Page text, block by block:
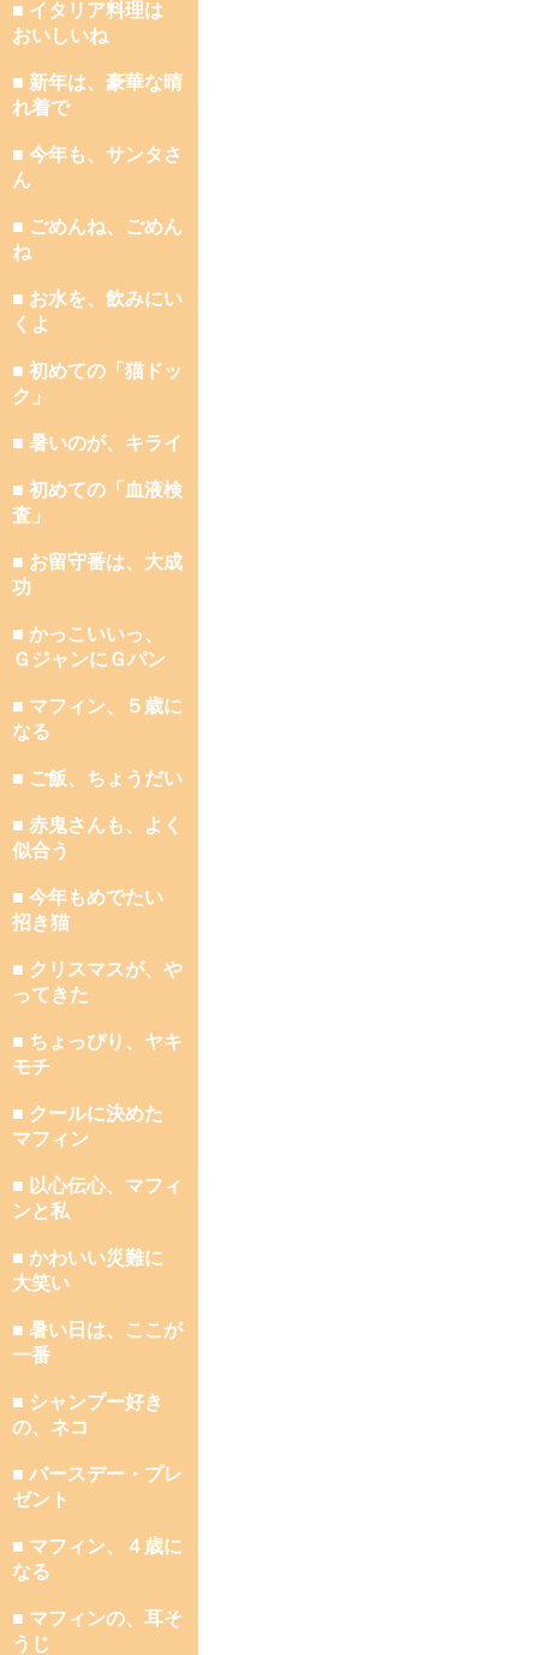
■ イタリア料理は
おいしいね
■ 新年は、豪華な晴
れ着で
■ 今年も、サンタさ
ん
■ ごめんね、ごめん
ね
■ お水を、飲みにい
くよ
■ 初めての「猫ドッ
ク」
■ 暑いのが、キライ
■ 初めての「血液検
査」
■ お留守番は、大成
功
■ かっこいいっ、
ＧジャンにＧパン
■ マフィン、５歳に
なる
■ ご飯、ちょうだい
■ 赤鬼さんも、よく
似合う
■ 今年もめでたい
招き猫
■ クリスマスが、や
ってきた
■ ちょっぴり、ヤキ
モチ
■ クールに決めた
マフィン
■ 以心伝心、マフィ
ンと私
■ かわいい災難に
大笑い
■ 暑い日は、ここが
一番
■ シャンプー好き
の、ネコ
■ バースデー・プレ
ゼント
■ マフィン、４歳に
なる
■ マフィンの、耳そ
うじ